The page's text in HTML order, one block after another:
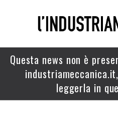
Questa news non è
leggerla in